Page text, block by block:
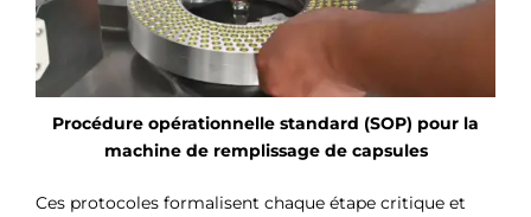
Procédure opérationnelle standard (SOP) pour la
machine de remplissage de capsules
Ces protocoles formalisent chaque étape critique et